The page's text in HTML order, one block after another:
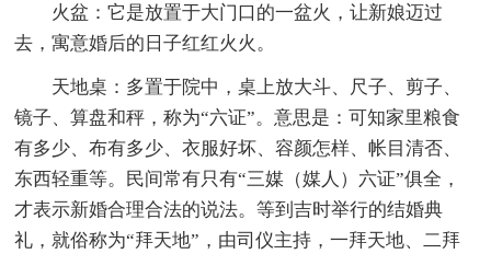
火盆：它是放置于大门口的一盆火，让新娘迈过
去，寓意婚后的日子红红火火。
天地桌：多置于院中，桌上放大斗、尺子、剪子、
镜子、算盘和秤，称为“六证”。意思是：可知家里粮食
有多少、布有多少、衣服好坏、容颜怎样、帐目清否、
东西轻重等。民间常有只有“三媒（媒人）六证”俱全，
才表示新婚合理合法的说法。等到吉时举行的结婚典
礼，就俗称为“拜天地”，由司仪主持，一拜天地、二拜